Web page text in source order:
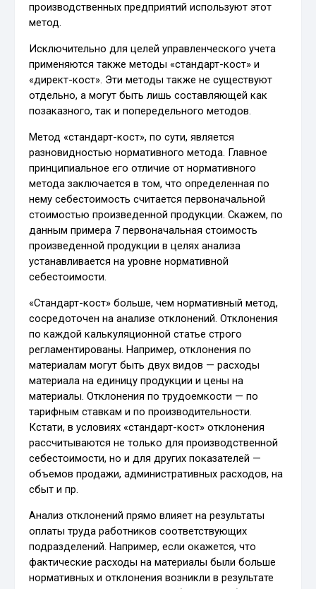
производственных предприятий используют этот
метод.
Исключительно для целей управленческого учета
применяются также методы «стандарт-кост» и
«директ-кост». Эти методы также не существуют
отдельно, а могут быть лишь составляющей как
позаказного, так и попередельного методов.
Метод «стандарт-кост», по сути, является
разновидностью нормативного метода. Главное
принципиальное его отличие от нормативного
метода заключается в том, что определенная по
нему себестоимость считается первоначальной
стоимостью произведенной продукции. Скажем, по
данным примера 7 первоначальная стоимость
произведенной продукции в целях анализа
устанавливается на уровне нормативной
себестоимости.
«Стандарт-кост» больше, чем нормативный метод,
сосредоточен на анализе отклонений. Отклонения
по каждой калькуляционной статье строго
регламентированы. Например, отклонения по
материалам могут быть двух видов — расходы
материала на единицу продукции и цены на
материалы. Отклонения по трудоемкости — по
тарифным ставкам и по производительности.
Кстати, в условиях «стандарт-кост» отклонения
рассчитываются не только для производственной
себестоимости, но и для других показателей —
объемов продажи, административных расходов, на
сбыт и пр.
Анализ отклонений прямо влияет на результаты
оплаты труда работников соответствующих
подразделений. Например, если окажется, что
фактические расходы на материалы были больше
нормативных и отклонения возникли в результате